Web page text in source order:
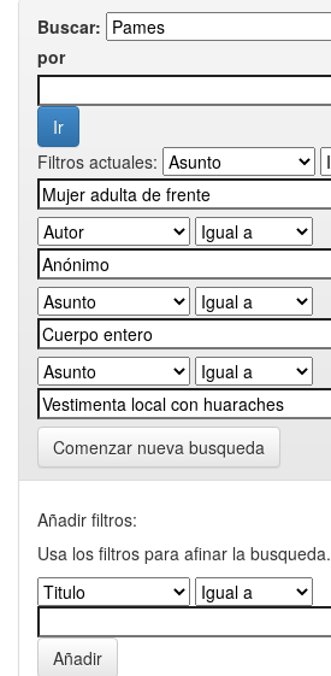
Buscar:
por
Filtros actuales:
Comenzar nueva busqueda
Añadir filtros:
Usa los filtros para afinar la busqueda.